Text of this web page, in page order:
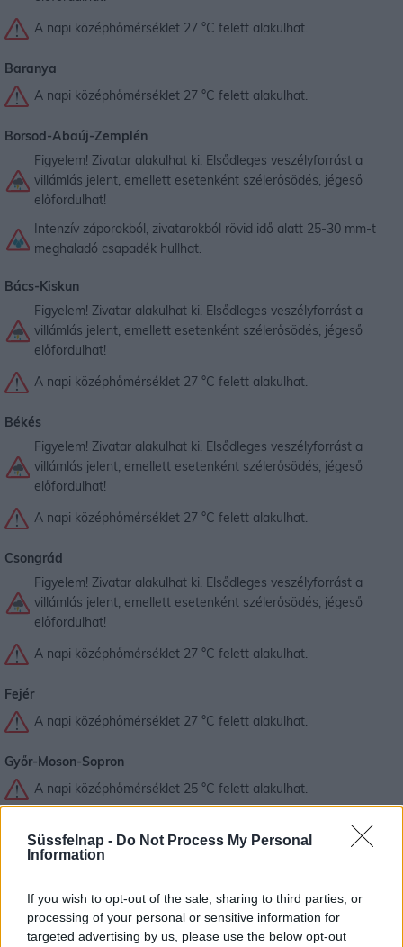
Süssfelnap - Do Not Process My Personal
Information
If you wish to opt-out of the sale, sharing to third parties, or
processing of your personal or sensitive information for
targeted advertising by us, please use the below opt-out
A napi középhőmérséklet 27 °C felett alakulhat.
Baranya
A napi középhőmérséklet 27 °C felett alakulhat.
Borsod-Abaúj-Zemplén
Figyelem! Zivatar alakulhat ki. Elsődleges veszélyforrást a
villámlás jelent, emellett esetenként szélerősödés, jégeső
előfordulhat!
Intenzív záporokból, zivatarokból rövid idő alatt 25-30 mm-t
meghaladó csapadék hullhat.
Bács-Kiskun
Figyelem! Zivatar alakulhat ki. Elsődleges veszélyforrást a
villámlás jelent, emellett esetenként szélerősödés, jégeső
előfordulhat!
A napi középhőmérséklet 27 °C felett alakulhat.
Békés
Figyelem! Zivatar alakulhat ki. Elsődleges veszélyforrást a
villámlás jelent, emellett esetenként szélerősödés, jégeső
előfordulhat!
A napi középhőmérséklet 27 °C felett alakulhat.
Csongrád
Figyelem! Zivatar alakulhat ki. Elsődleges veszélyforrást a
villámlás jelent, emellett esetenként szélerősödés, jégeső
előfordulhat!
A napi középhőmérséklet 27 °C felett alakulhat.
Fejér
A napi középhőmérséklet 27 °C felett alakulhat.
Győr-Moson-Sopron
A napi középhőmérséklet 25 °C felett alakulhat.
Figyelem! Zivatar alakulhat ki. Elsődleges veszélyforrást a
előfordulhat!
A napi középhőmérséklet 25 °C felett alakulhat.